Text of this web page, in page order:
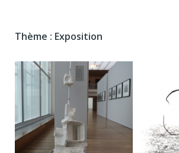
Thème : Exposition